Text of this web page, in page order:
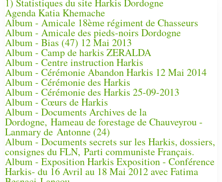
1) Statistiques du site Harkis Dordogne
Agenda Katia Khemache
Album - Amicale 18ème régiment de Chasseurs
Album - Amicale des pieds-noirs Dordogne
Album - Bias (47) 12 Mai 2013
Album - Camp de harkis ZERALDA
Album - Centre instruction Harkis
Album - Cérémonie Abandon Harkis 12 Mai 2014
Album - Cérémonie des Harkis
Album - Cérémonie des Harkis 25-09-2013
Album - Cœurs de Harkis
Album - Documents Archives de la
Dordogne, Hameau de forestage de Chauveyrou -
Lanmary de Antonne (24)
Album - Documents secrets sur les Harkis, dossiers,
consignes du FLN, Parti communiste Français.
Album - Exposition Harkis Exposition - Conférence
Harkis- du 16 Avril au 18 Mai 2012 avec Fatima